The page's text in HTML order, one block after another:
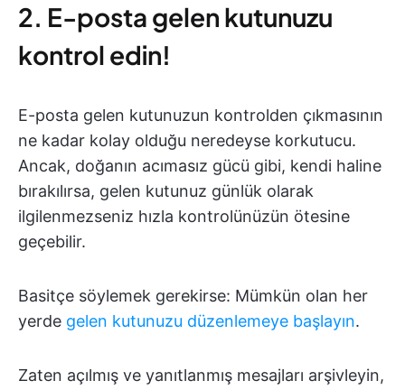
2. E-posta gelen kutunuzu
kontrol edin!
E-posta gelen kutunuzun kontrolden çıkmasının
ne kadar kolay olduğu neredeyse korkutucu.
Ancak, doğanın acımasız gücü gibi, kendi haline
bırakılırsa, gelen kutunuz günlük olarak
ilgilenmezseniz hızla kontrolünüzün ötesine
geçebilir.
Basitçe söylemek gerekirse: Mümkün olan her
yerde gelen kutunuzu düzenlemeye başlayın.
Zaten açılmış ve yanıtlanmış mesajları arşivleyin,